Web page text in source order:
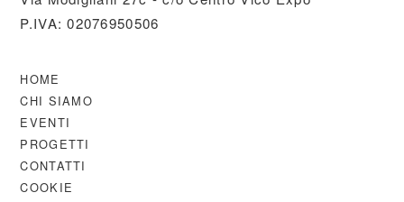
HOME
CHI SIAMO
EVENTI
PROGETTI
CONTATTI
COOKIE
P.IVA: 02076950506